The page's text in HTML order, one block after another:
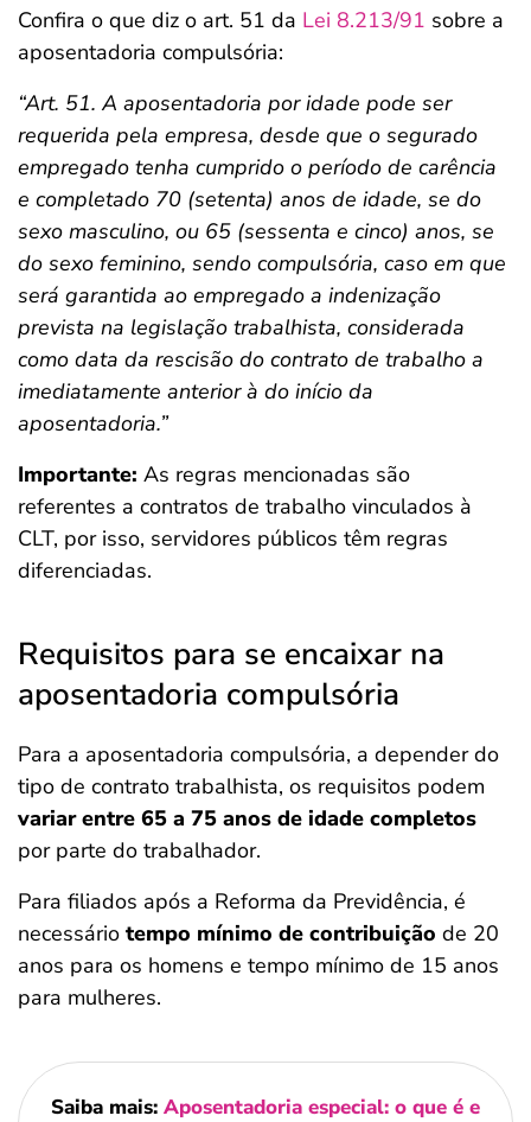
Confira o que diz o art. 51 da Lei 8.213/91 sobre a
aposentadoria compulsória:
“Art. 51. A aposentadoria por idade pode ser
requerida pela empresa, desde que o segurado
empregado tenha cumprido o período de carência
e completado 70 (setenta) anos de idade, se do
sexo masculino, ou 65 (sessenta e cinco) anos, se
do sexo feminino, sendo compulsória, caso em que
será garantida ao empregado a indenização
prevista na legislação trabalhista, considerada
como data da rescisão do contrato de trabalho a
imediatamente anterior à do início da
aposentadoria.”
Importante: As regras mencionadas são
referentes a contratos de trabalho vinculados à
CLT, por isso, servidores públicos têm regras
diferenciadas.
Requisitos para se encaixar na
aposentadoria compulsória
Para a aposentadoria compulsória, a depender do
tipo de contrato trabalhista, os requisitos podem
variar entre 65 a 75 anos de idade completos
por parte do trabalhador.
Para filiados após a Reforma da Previdência, é
necessário tempo mínimo de contribuição de 20
anos para os homens e tempo mínimo de 15 anos
para mulheres.
Saiba mais: Aposentadoria especial: o que é e